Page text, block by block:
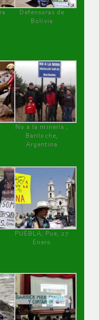
Defensoras de
Bolivia
No a la minería ,
Bariloche,
Argentina
PUEBLA, Pue, 27
Enero